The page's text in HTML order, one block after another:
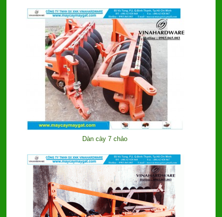
Dàn cày 7 chảo